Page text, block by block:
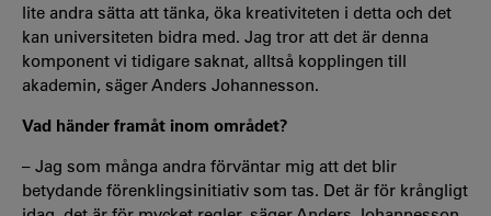
lite andra sätta att tänka, öka kreativiteten i detta och det
kan universiteten bidra med. Jag tror att det är denna
komponent vi tidigare saknat, alltså kopplingen till
akademin, säger Anders Johannesson.
Vad händer framåt inom området?
– Jag som många andra förväntar mig att det blir
betydande förenklingsinitiativ som tas. Det är för krångligt